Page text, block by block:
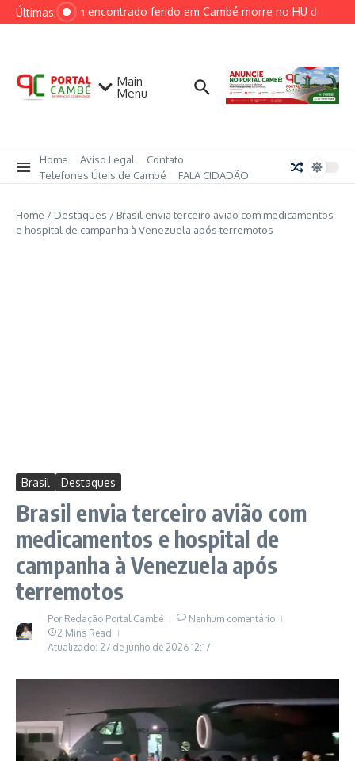
Ir para o conteúdo
Últimas:Homem encontrado ferido em Cambé morre no HU de
Main
Menu
Home Aviso Legal
Contato
Telefones Úteis de Cambé
FALA CIDADÃO
Home / Destaques / Brasil envia terceiro avião com medicamentos
e hospital de campanha à Venezuela após terremotos
Brasil Destaques
Brasil envia terceiro avião com
medicamentos e hospital de
campanha à Venezuela após
terremotos
Por Redação Portal Cambé
Nenhum comentário
2 Mins Read
Atualizado: 27 de junho de 2026 12:17